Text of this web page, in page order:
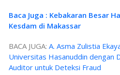
Baca Juga : Kebakaran Besar
Kesdam di Makassar
BACA JUGA: A. Asma Zulistia
Universitas Hasanuddin dengan
Auditor untuk Deteksi Fraud